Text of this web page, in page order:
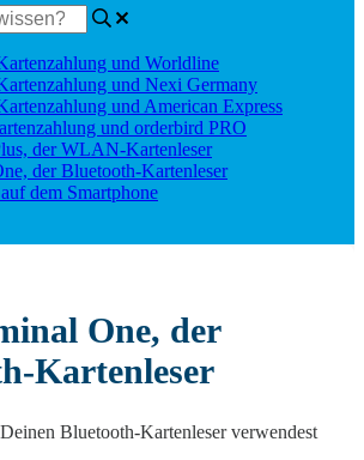
und Worldline
und Nexi Germany
und American Express
und orderbird PRO
der WLAN-Kartenleser
der Bluetooth-Kartenleser
dem Smartphone
One, der
Kartenleser
Bluetooth-Kartenleser verwendest